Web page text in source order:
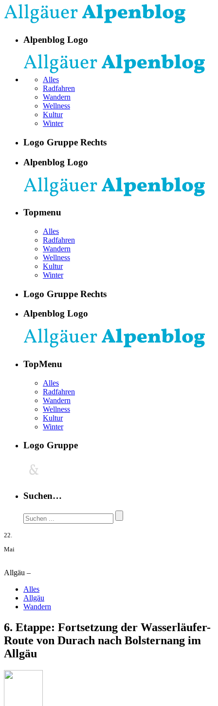
Alpenblog Logo
Alles
Radfahren
Wandern
Wellness
Kultur
Winter
Logo Gruppe Rechts
Alpenblog Logo
Topmenu
Alles
Radfahren
Wandern
Wellness
Kultur
Winter
Logo Gruppe Rechts
Alpenblog Logo
TopMenu
Alles
Radfahren
Wandern
Wellness
Kultur
Winter
Logo Gruppe
Suchen…
22.
Mai
Allgäu –
Alles
Allgäu
Wandern
6. Etappe: Fortsetzung der Wasserläufer-
Route von Durach nach Bolsternang im
Allgäu